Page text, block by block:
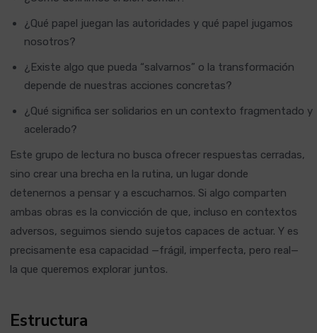
¿Qué papel juegan las autoridades y qué papel jugamos
nosotros?
¿Existe algo que pueda “salvarnos” o la transformación
depende de nuestras acciones concretas?
¿Qué significa ser solidarios en un contexto fragmentado y
acelerado?
Este grupo de lectura no busca ofrecer respuestas cerradas,
sino crear una brecha en la rutina, un lugar donde
detenernos a pensar y a escucharnos. Si algo comparten
ambas obras es la convicción de que, incluso en contextos
adversos, seguimos siendo sujetos capaces de actuar. Y es
precisamente esa capacidad —frágil, imperfecta, pero real—
la que queremos explorar juntos.
Estructura